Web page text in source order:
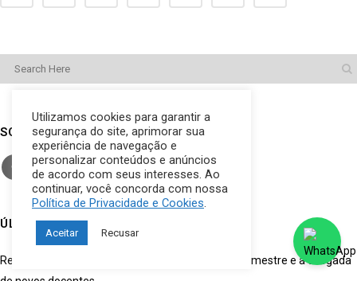
SOCIAL
ÚLTIMOS POSTS
Reunião Geral de Professores marca o início do semestre e a chegada
Utilizamos cookies para garantir a
segurança do site, aprimorar sua
experiência de navegação e
personalizar conteúdos e anúncios
de acordo com seus interesses. Ao
continuar, você concorda com nossa
Política de Privacidade e Cookies.
Aceitar Recusar